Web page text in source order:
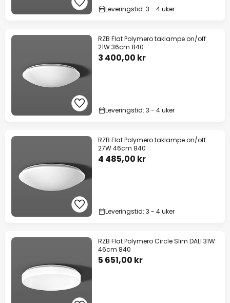
Leveringstid: 3 - 4 uker
RZB Flat Polymero taklampe on/off
21W 36cm 840
3 400,00 kr
Leveringstid: 3 - 4 uker
RZB Flat Polymero taklampe on/off
27W 46cm 840
4 485,00 kr
Leveringstid: 3 - 4 uker
RZB Flat Polymero Circle Slim DALI 31W
46cm 840
5 651,00 kr